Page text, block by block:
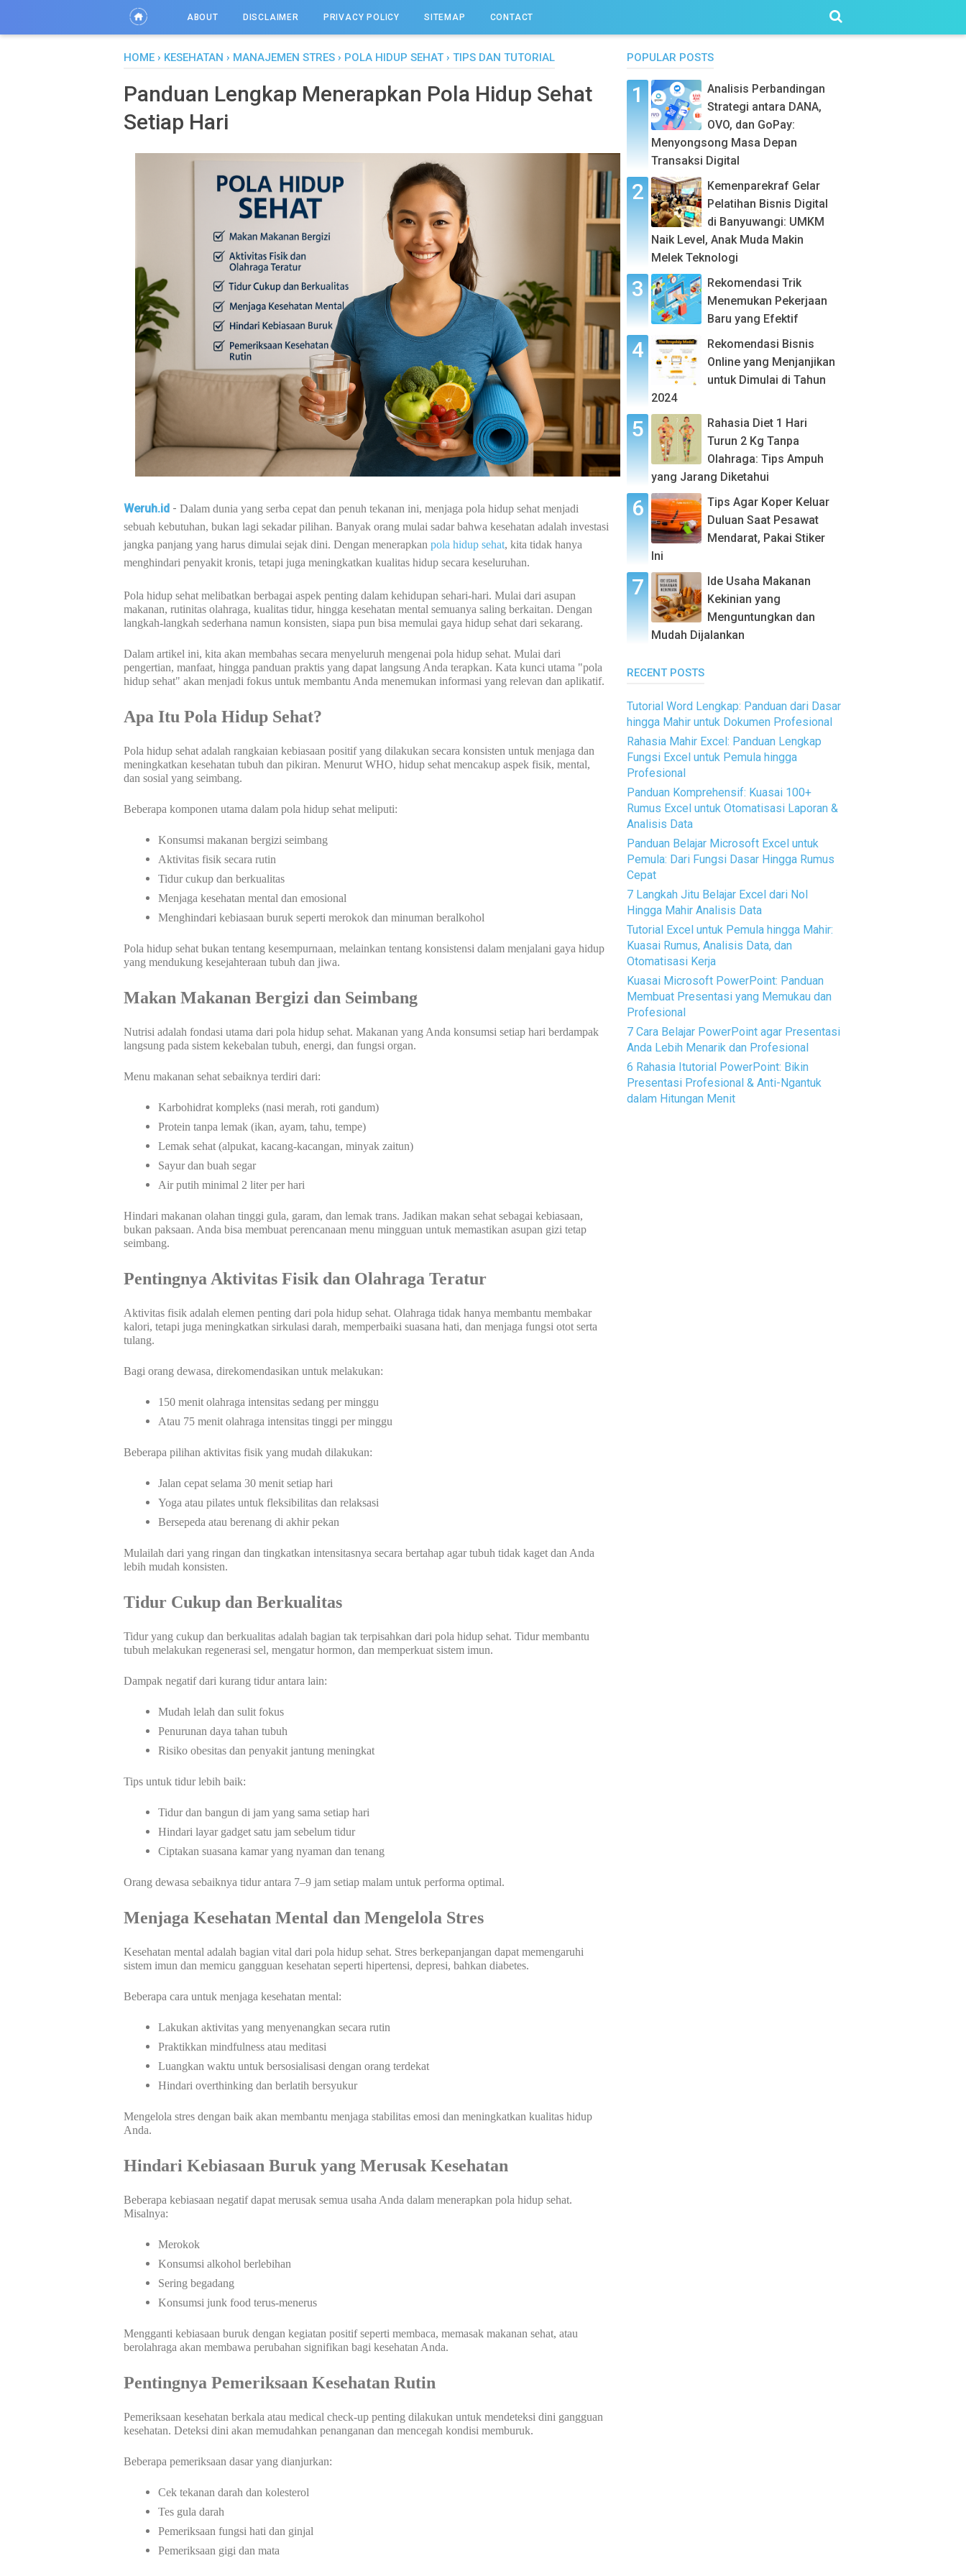
ABOUT DISCLAIMER PRIVACY POLICY SITEMAP CONTACT
HOME › KESEHATAN › MANAJEMEN STRES › POLA HIDUP SEHAT › TIPS DAN TUTORIAL
Panduan Lengkap Menerapkan Pola Hidup Sehat
Setiap Hari
Weruh.id - Dalam dunia yang serba cepat dan penuh tekanan ini, menjaga pola hidup sehat menjadi
sebuah kebutuhan, bukan lagi sekadar pilihan. Banyak orang mulai sadar bahwa kesehatan adalah investasi
jangka panjang yang harus dimulai sejak dini. Dengan menerapkan pola hidup sehat, kita tidak hanya
menghindari penyakit kronis, tetapi juga meningkatkan kualitas hidup secara keseluruhan.
Pola hidup sehat melibatkan berbagai aspek penting dalam kehidupan sehari-hari. Mulai dari asupan
makanan, rutinitas olahraga, kualitas tidur, hingga kesehatan mental semuanya saling berkaitan. Dengan
langkah-langkah sederhana namun konsisten, siapa pun bisa memulai gaya hidup sehat dari sekarang.
Dalam artikel ini, kita akan membahas secara menyeluruh mengenai pola hidup sehat. Mulai dari
pengertian, manfaat, hingga panduan praktis yang dapat langsung Anda terapkan. Kata kunci utama "pola
hidup sehat" akan menjadi fokus untuk membantu Anda menemukan informasi yang relevan dan aplikatif.
Apa Itu Pola Hidup Sehat?
Pola hidup sehat adalah rangkaian kebiasaan positif yang dilakukan secara konsisten untuk menjaga dan
meningkatkan kesehatan tubuh dan pikiran. Menurut WHO, hidup sehat mencakup aspek fisik, mental,
dan sosial yang seimbang.
Beberapa komponen utama dalam pola hidup sehat meliputi:
Konsumsi makanan bergizi seimbang
Aktivitas fisik secara rutin
Tidur cukup dan berkualitas
Menjaga kesehatan mental dan emosional
Menghindari kebiasaan buruk seperti merokok dan minuman beralkohol
Pola hidup sehat bukan tentang kesempurnaan, melainkan tentang konsistensi dalam menjalani gaya hidup
yang mendukung kesejahteraan tubuh dan jiwa.
Makan Makanan Bergizi dan Seimbang
Nutrisi adalah fondasi utama dari pola hidup sehat. Makanan yang Anda konsumsi setiap hari berdampak
langsung pada sistem kekebalan tubuh, energi, dan fungsi organ.
Menu makanan sehat sebaiknya terdiri dari:
Karbohidrat kompleks (nasi merah, roti gandum)
Protein tanpa lemak (ikan, ayam, tahu, tempe)
Lemak sehat (alpukat, kacang-kacangan, minyak zaitun)
Sayur dan buah segar
Air putih minimal 2 liter per hari
Hindari makanan olahan tinggi gula, garam, dan lemak trans. Jadikan makan sehat sebagai kebiasaan,
bukan paksaan. Anda bisa membuat perencanaan menu mingguan untuk memastikan asupan gizi tetap
seimbang.
Pentingnya Aktivitas Fisik dan Olahraga Teratur
Aktivitas fisik adalah elemen penting dari pola hidup sehat. Olahraga tidak hanya membantu membakar
kalori, tetapi juga meningkatkan sirkulasi darah, memperbaiki suasana hati, dan menjaga fungsi otot serta
tulang.
Bagi orang dewasa, direkomendasikan untuk melakukan:
150 menit olahraga intensitas sedang per minggu
Atau 75 menit olahraga intensitas tinggi per minggu
Beberapa pilihan aktivitas fisik yang mudah dilakukan:
Jalan cepat selama 30 menit setiap hari
Yoga atau pilates untuk fleksibilitas dan relaksasi
Bersepeda atau berenang di akhir pekan
Mulailah dari yang ringan dan tingkatkan intensitasnya secara bertahap agar tubuh tidak kaget dan Anda
lebih mudah konsisten.
Tidur Cukup dan Berkualitas
Tidur yang cukup dan berkualitas adalah bagian tak terpisahkan dari pola hidup sehat. Tidur membantu
tubuh melakukan regenerasi sel, mengatur hormon, dan memperkuat sistem imun.
Dampak negatif dari kurang tidur antara lain:
Mudah lelah dan sulit fokus
Penurunan daya tahan tubuh
Risiko obesitas dan penyakit jantung meningkat
Tips untuk tidur lebih baik:
Tidur dan bangun di jam yang sama setiap hari
Hindari layar gadget satu jam sebelum tidur
Ciptakan suasana kamar yang nyaman dan tenang
Orang dewasa sebaiknya tidur antara 7–9 jam setiap malam untuk performa optimal.
Menjaga Kesehatan Mental dan Mengelola Stres
Kesehatan mental adalah bagian vital dari pola hidup sehat. Stres berkepanjangan dapat memengaruhi
sistem imun dan memicu gangguan kesehatan seperti hipertensi, depresi, bahkan diabetes.
Beberapa cara untuk menjaga kesehatan mental:
Lakukan aktivitas yang menyenangkan secara rutin
Praktikkan mindfulness atau meditasi
Luangkan waktu untuk bersosialisasi dengan orang terdekat
Hindari overthinking dan berlatih bersyukur
Mengelola stres dengan baik akan membantu menjaga stabilitas emosi dan meningkatkan kualitas hidup
Anda.
Hindari Kebiasaan Buruk yang Merusak Kesehatan
Beberapa kebiasaan negatif dapat merusak semua usaha Anda dalam menerapkan pola hidup sehat.
Misalnya:
Merokok
Konsumsi alkohol berlebihan
Sering begadang
Konsumsi junk food terus-menerus
Mengganti kebiasaan buruk dengan kegiatan positif seperti membaca, memasak makanan sehat, atau
berolahraga akan membawa perubahan signifikan bagi kesehatan Anda.
Pentingnya Pemeriksaan Kesehatan Rutin
Pemeriksaan kesehatan berkala atau medical check-up penting dilakukan untuk mendeteksi dini gangguan
kesehatan. Deteksi dini akan memudahkan penanganan dan mencegah kondisi memburuk.
Beberapa pemeriksaan dasar yang dianjurkan:
Cek tekanan darah dan kolesterol
Tes gula darah
Pemeriksaan fungsi hati dan ginjal
Pemeriksaan gigi dan mata
POPULAR POSTS
Analisis Perbandingan
Strategi antara DANA,
OVO, dan GoPay:
Menyongsong Masa Depan
Transaksi Digital
Kemenparekraf Gelar
Pelatihan Bisnis Digital
di Banyuwangi: UMKM
Naik Level, Anak Muda Makin
Melek Teknologi
Rekomendasi Trik
Menemukan Pekerjaan
Baru yang Efektif
Rekomendasi Bisnis
Online yang Menjanjikan
untuk Dimulai di Tahun
2024
Rahasia Diet 1 Hari
Turun 2 Kg Tanpa
Olahraga: Tips Ampuh
yang Jarang Diketahui
Tips Agar Koper Keluar
Duluan Saat Pesawat
Mendarat, Pakai Stiker
Ini
Ide Usaha Makanan
Kekinian yang
Menguntungkan dan
Mudah Dijalankan
RECENT POSTS
Tutorial Word Lengkap: Panduan dari Dasar
hingga Mahir untuk Dokumen Profesional
Rahasia Mahir Excel: Panduan Lengkap
Fungsi Excel untuk Pemula hingga
Profesional
Panduan Komprehensif: Kuasai 100+
Rumus Excel untuk Otomatisasi Laporan &
Analisis Data
Panduan Belajar Microsoft Excel untuk
Pemula: Dari Fungsi Dasar Hingga Rumus
Cepat
7 Langkah Jitu Belajar Excel dari Nol
Hingga Mahir Analisis Data
Tutorial Excel untuk Pemula hingga Mahir:
Kuasai Rumus, Analisis Data, dan
Otomatisasi Kerja
Kuasai Microsoft PowerPoint: Panduan
Membuat Presentasi yang Memukau dan
Profesional
7 Cara Belajar PowerPoint agar Presentasi
Anda Lebih Menarik dan Profesional
6 Rahasia Itutorial PowerPoint: Bikin
Presentasi Profesional & Anti-Ngantuk
dalam Hitungan Menit